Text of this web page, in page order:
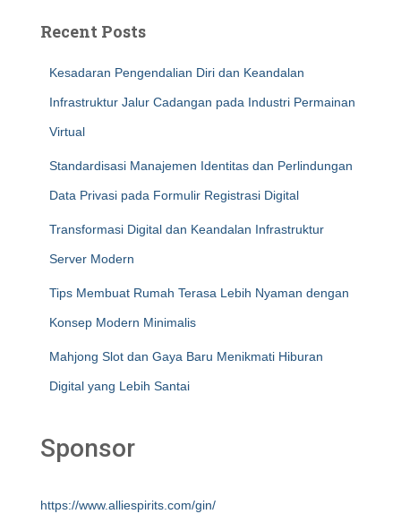
Recent Posts
Kesadaran Pengendalian Diri dan Keandalan
Infrastruktur Jalur Cadangan pada Industri Permainan
Virtual
Standardisasi Manajemen Identitas dan Perlindungan
Data Privasi pada Formulir Registrasi Digital
Transformasi Digital dan Keandalan Infrastruktur
Server Modern
Tips Membuat Rumah Terasa Lebih Nyaman dengan
Konsep Modern Minimalis
Mahjong Slot dan Gaya Baru Menikmati Hiburan
Digital yang Lebih Santai
Sponsor
https://www.alliespirits.com/gin/